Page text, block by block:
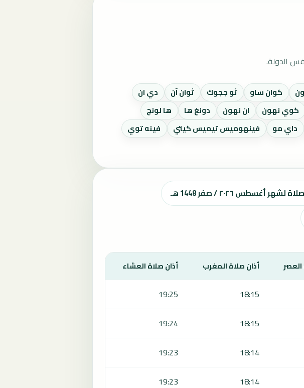
الدولة.
كوان ساو ثو ججوك ثوان آن
دي ان
كوي نهون ان نهون دونغ ها
ها لونج
داي مو فينهوميس تيميس كيتي
فينه توي
أغسطس ٢٠٢٦ / صفر 1448 هـ
أذان صلاة المغرب أذان صلاة العشاء
18:15
19:25
18:15
19:24
18:14
19:23
18:14
19:23